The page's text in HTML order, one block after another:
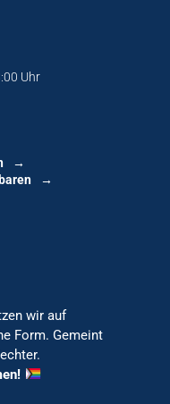
Uhr
wir auf
Form. Gemeint